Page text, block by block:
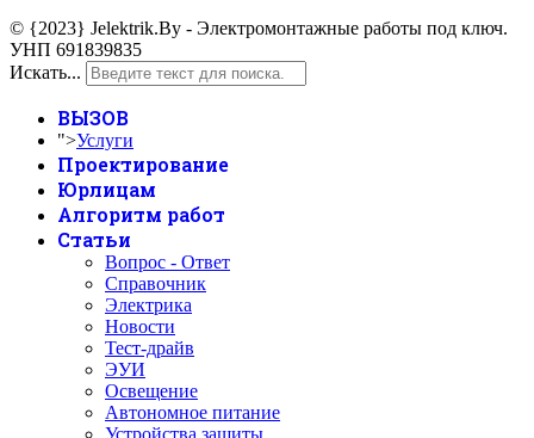
© {2023} Jelektrik.By - Электромонтажные работы под ключ.
УНП 691839835
Искать...
ВЫЗОВ
">Услуги
Проектирование
Юрлицам
Алгоритм работ
Статьи
Вопрос - Ответ
Справочник
Электрика
Новости
Тест-драйв
ЭУИ
Освещение
Автономное питание